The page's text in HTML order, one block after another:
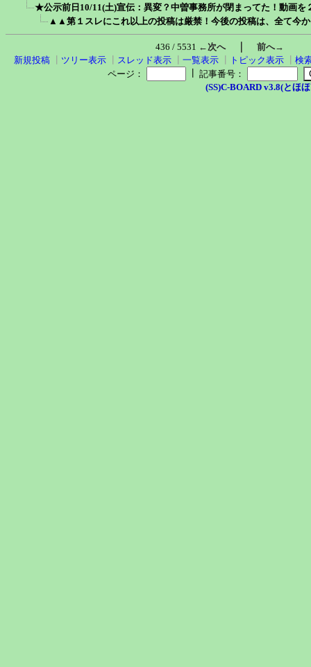
★公示前日10/11(土)宣伝：異変？中曽事務所が閉まってた！動画を
▲▲第１スレにこれ以上の投稿は厳禁！今後の投稿は、全て今
436 / 5531 ←次へ｜ 前へ→
新規投稿
ツリー表示 スレッド表示 一覧表示 トピック表示
検
ページ：
記事番号：
(SS)C-BOARD v3.8(とほ